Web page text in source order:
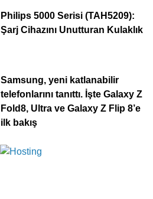
Philips 5000 Serisi (TAH5209):
Şarj Cihazını Unutturan Kulaklık
Samsung, yeni katlanabilir
telefonlarını tanıttı. İşte Galaxy Z
Fold8, Ultra ve Galaxy Z Flip 8’e
ilk bakış